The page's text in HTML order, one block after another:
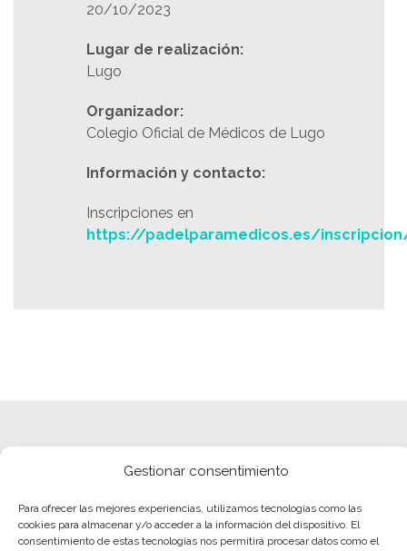
Gestionar consentimiento
Para ofrecer las mejores experiencias, utilizamos tecnologías como las
cookies para almacenar y/o acceder a la información del dispositivo. El
consentimiento de estas tecnologías nos permitirá procesar datos como el
20/10/2023
Lugar de realización:
Lugo
Organizador:
Colegio Oficial de Médicos de Lugo
Información y contacto:
Inscripciones en
https://padelparamedicos.es/